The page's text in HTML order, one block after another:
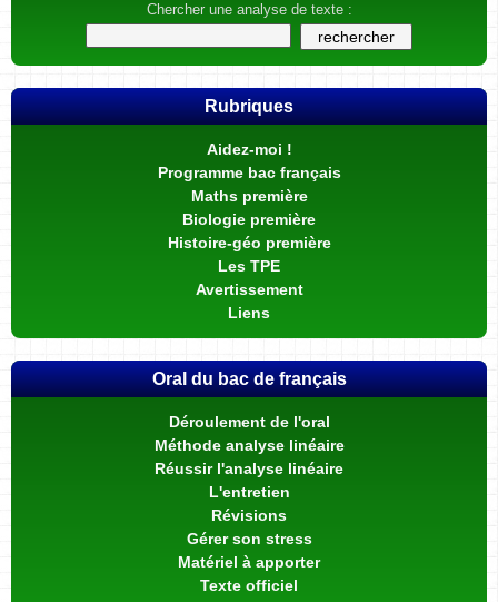
Chercher une analyse de texte :
Rubriques
Aidez-moi !
Programme bac français
Maths première
Biologie première
Histoire-géo première
Les TPE
Avertissement
Liens
Oral du bac de français
Déroulement de l'oral
Méthode analyse linéaire
Réussir l'analyse linéaire
L'entretien
Révisions
Gérer son stress
Matériel à apporter
Texte officiel